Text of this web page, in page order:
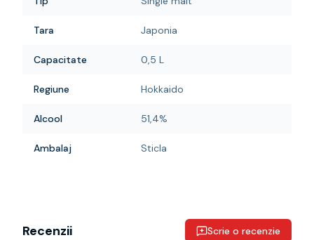
Tara Japonia
Capacitate 0,5 L
Regiune Hokkaido
Alcool 51,4%
Ambalaj Sticla
Recenzii Scrie o recenzie